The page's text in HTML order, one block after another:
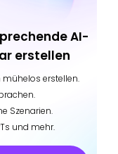
AI-
erstellen
mühelos erstellen.
Szenarien.
und mehr.